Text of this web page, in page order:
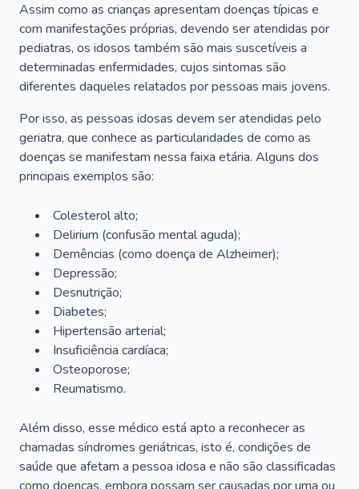
Assim como as crianças apresentam doenças típicas e
com manifestações próprias, devendo ser atendidas por
pediatras, os idosos também são mais suscetíveis a
determinadas enfermidades, cujos sintomas são
diferentes daqueles relatados por pessoas mais jovens.
Por isso, as pessoas idosas devem ser atendidas pelo
geriatra, que conhece as particularidades de como as
doenças se manifestam nessa faixa etária. Alguns dos
principais exemplos são:
Colesterol alto;
Delirium (confusão mental aguda);
Demências (como doença de Alzheimer);
Depressão;
Desnutrição;
Diabetes;
Hipertensão arterial;
Insuficiência cardíaca;
Osteoporose;
Reumatismo.
Além disso, esse médico está apto a reconhecer as
chamadas síndromes geriátricas, isto é, condições de
saúde que afetam a pessoa idosa e não são classificadas